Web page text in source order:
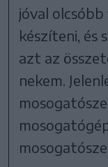
jóval
készíteni, és
azt az
nekem.